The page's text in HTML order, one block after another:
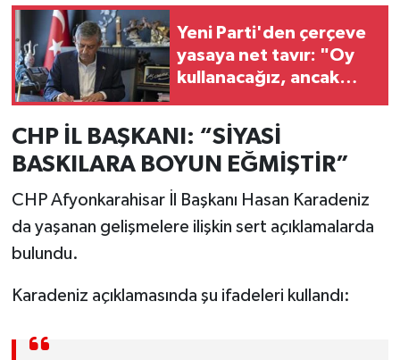
Yeni Parti'den çerçeve
yasaya net tavır: "Oy
kullanacağız, ancak
CHP İL BAŞKANI: “SİYASİ
BASKILARA BOYUN EĞMİŞTİR”
CHP Afyonkarahisar İl Başkanı Hasan Karadeniz
da yaşanan gelişmelere ilişkin sert açıklamalarda
bulundu.
Karadeniz açıklamasında şu ifadeleri kullandı: